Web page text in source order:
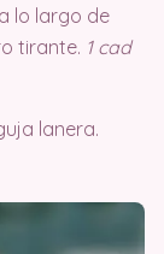
lo largo de
tirante. 1 cad
lanera.